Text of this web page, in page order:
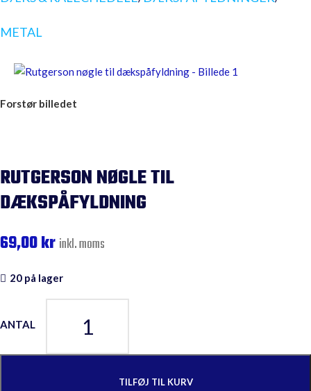
METAL
Forstør billedet
RUTGERSON NØGLE TIL
DÆKSPÅFYLDNING
69,00kr inkl. moms
20 på lager
TILFØJ TIL KURV